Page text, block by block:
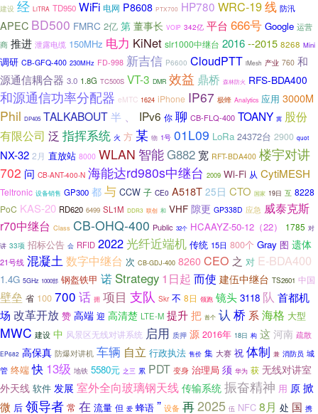
建设 经 LiTRA TD950 WiFi 电网 P8608 PTX700 HP780 WRC-19线 防汛
APEC BD500 FMRC 2亿 第 董事长 VOIP 342亿 平台 666号 Google 运营
商 推进 泄露电缆 150MHz 电力 KiNet slr1000中继台 2016--2015 8268 Mini
调研 CB-GFQ-400 230MHz FD-998 新吉信 P6600 CloudPTT iMesh 产业 760 和
源通信耦合器 3.0 1.8G TC500S VT-3 DMR 效益 鼎桥 森林防火 RFS-BDA400
和源通信功率分配器 eMTC 1624 iPhone IP67 极蜂 Analytics 应用 3000M
Phil DP405 TALKABOUT半 、 IPv6 你 聊 CB-FLQ-400 TOANY 冀 股份
有限公司 泛 指挥系统 火 方 某 物 1号 01L09 LoRa 24372台 2900 quot
NX-32 2月 直放站 8000 WLAN 智能G882 宽 RFT-BDA400 楼宇对讲
702 问 CB-ANT-400-N 海能达rd980s中继台 2009 Wi-Fi 从 CytiMESH
Teltronic 设备销售 GP300 都 与 CCW 子 CE0 A518T 25日 CTO 国家 19日 互 8228
PoC KAS-20 RD620 6499 SL1M DDR3 联创 和 VHF 隙更 GP338D 应急 威泰克斯
r70中继台 Class CB-OHQ-400 Public 32个 HCAAYZ-50-12（22） 1785 对
讲 33项 招标公告 会 RFID 2022光纤近端机 传统 15日 800个 Gray 图 遗体
21号线 混凝土数字中继台 次 CB-GDJ-400 8260 CEO 之 对 E-BDA400
1.4G 5GHz 1000部 钢盔铁甲 诺 Strategy 1日起 而使 建伍中继台 TS2601 中国
壁垒 省 100 700 话 拥 项目 支队 Skr 不 8日 领跑 镜头 3118 队 首都机
场 改革开放 赞 高端 迎 高清楚 LTE-M 提升把 首个 认 桥 系 海格 大型
MWC 建设 中 风景区无线对讲系统 启用 质押 源 2016年 18日 构 这 河南 疏散
EP682 高保真 防爆对讲机 车辆 自立 行政执法 售价 集 大赛 祝 体制 兼 消防员 城
管 终端 快 13级 地铁 5580元 之三 累 PDT 变身 治理局 须 华为 获 无线对讲室
外天线 软件 发展 室外全向玻璃钢天线 传输系统 振奋精神 用 原 掀
微 后 领导者 常 在 流量 但 爱 蜂语 ” 设备 再2025 伍 NFC 8月 处 国 携